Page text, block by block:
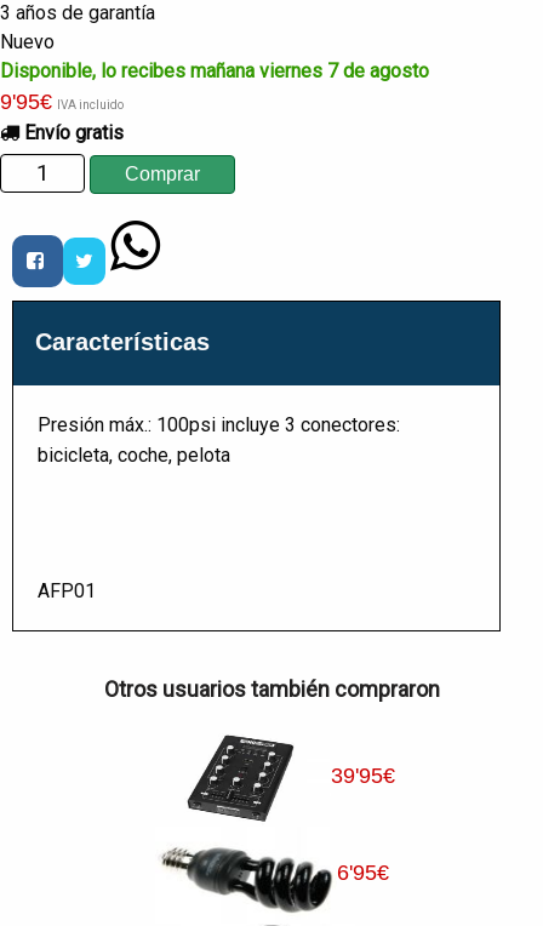
3 años de garantía
Nuevo
Disponible, lo recibes mañana viernes 7 de agosto
9'95€ IVA incluido
Envío gratis
Características
Presión máx.: 100psi incluye 3 conectores:
bicicleta, coche, pelota
AFP01
Otros usuarios también compraron
39'95€
6'95€